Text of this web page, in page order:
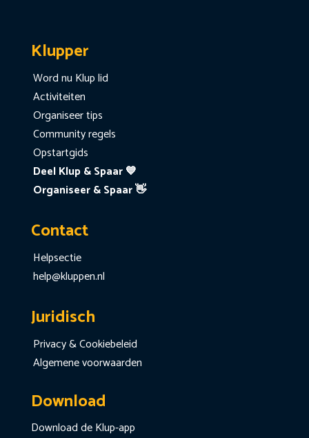
Klupper
Word nu Klup lid
Activiteiten
Organiseer tips
Community regels
Opstartgids
Deel Klup & Spaar 💙
Organiseer & Spaar 👋
Contact
Helpsectie
help@kluppen.nl
Juridisch
Privacy & Cookiebeleid
Algemene voorwaarden
Download
Download de Klup-app